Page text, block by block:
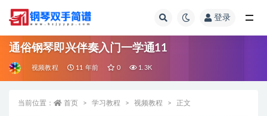
登录
通俗钢琴即兴伴奏入门一学通11
视频教程 11 年前 0 1.3K
当前位置： 首页 学习教程 视频教程 正文